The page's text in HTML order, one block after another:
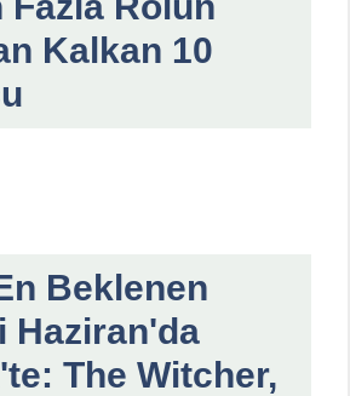
Kalkan 10
Beklenen
Haziran'da
The Witcher,